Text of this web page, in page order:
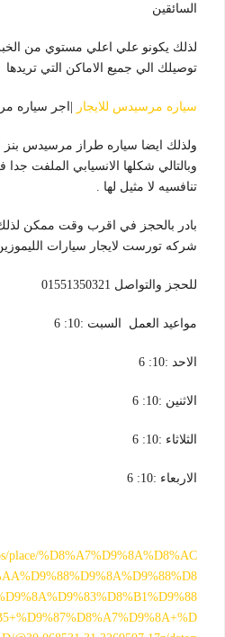
السائقين
لذلك يكونو علي اعلي مستوي من
توصيلك الي جميع الاماكن التي تريدها
سياره مرسيدس للايجار |اجر سياره
ولذلك ايضا سياره طراز مرسيدس بنز
وبالتالي شكلها الانسيابي الملفت
تنافسيه لا مثيل لها .
بادر بالحجز في اقرب وقت ممكن
شركه تورست لايجار سيارات
للحجز والتواصل 01551350321
مواعيد العمل السبت :10: 6
الاحد :10: 6
الاثنين :10: 6
الثلاثاء :10: 6
الاربعاء :10: 6
place/%D8%A7%D9%8A%D8%AC